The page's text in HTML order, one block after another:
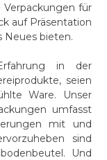
für
auf Präsentation
Neues bieten.
in der
seien
Ware. Unser
umfasst
mit und
sind
Und